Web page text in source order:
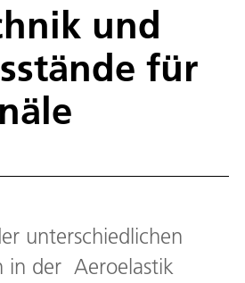
und
für
unterschiedlichen
in der Aeroelastik